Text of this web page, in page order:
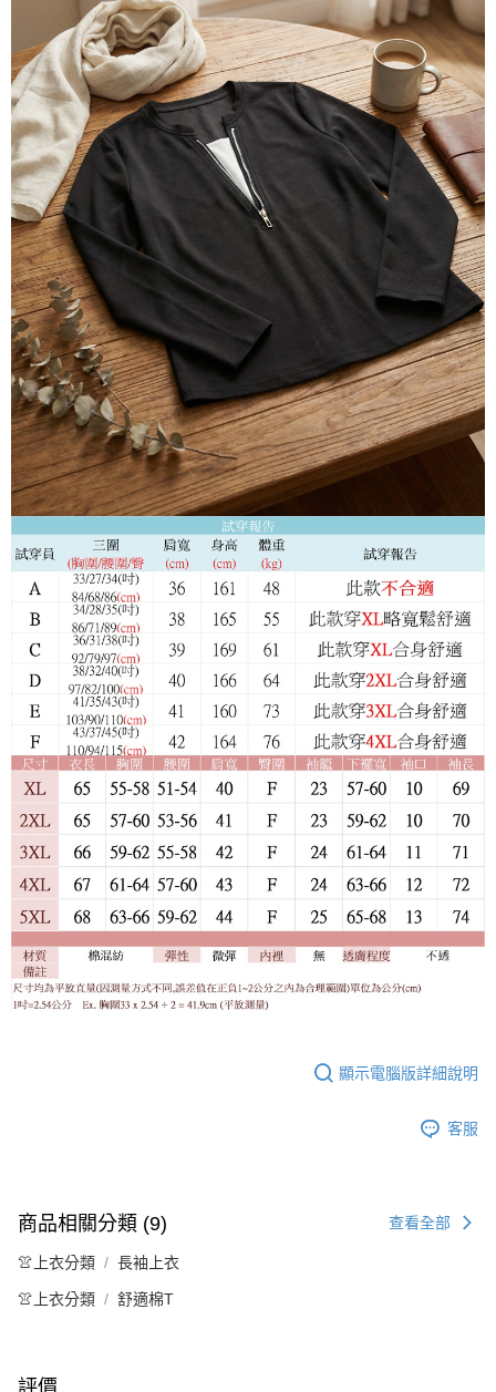
顯示電腦版詳細說明
客服
商品相關分類 (9) 查看全部
👚上衣分類 長袖上衣
👚上衣分類 舒適棉T